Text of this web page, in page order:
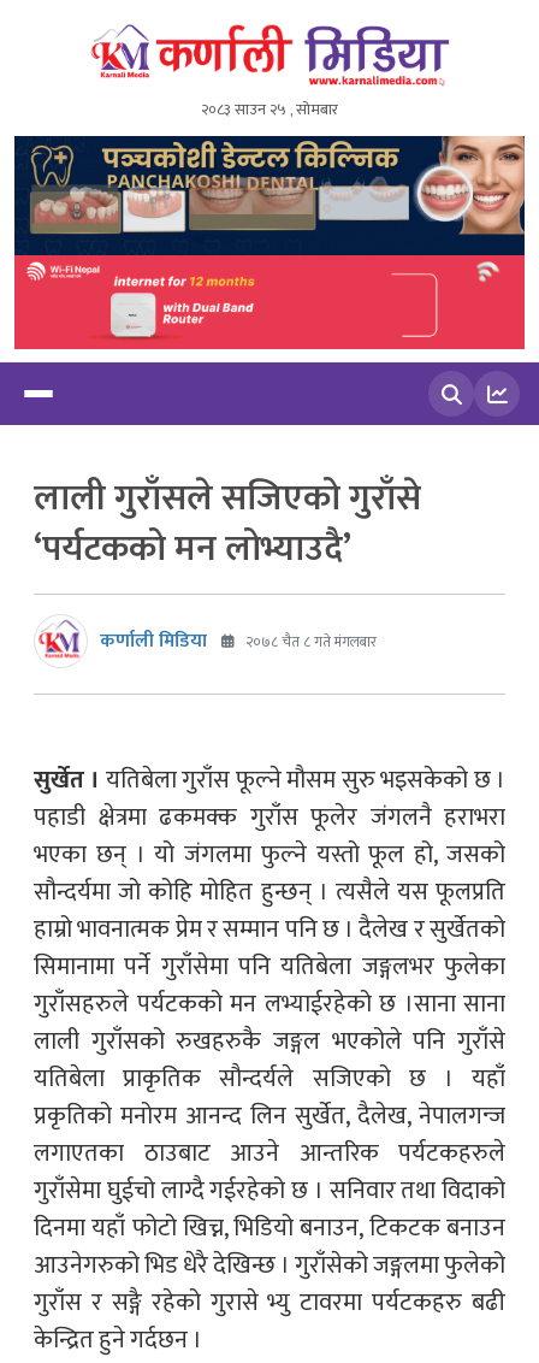
२०८३ साउन २५ , सोमबार
लाली गुराँसले सजिएको गुराँसे
‘पर्यटकको मन लोभ्याउदै’
कर्णाली मिडिया २०७८ चैत ८ गते मंगलबार
सुर्खेत । यतिबेला गुराँस फूल्ने मौसम सुरु भइसकेको छ ।
पहाडी क्षेत्रमा ढकमक्क गुराँस फूलेर जंगलनै हराभरा
भएका छन् । यो जंगलमा फुल्ने यस्तो फूल हो, जसको
सौन्दर्यमा जो कोहि मोहित हुन्छन् । त्यसैले यस फूलप्रति
हाम्रो भावनात्मक प्रेम र सम्मान पनि छ । दैलेख र सुर्खेतको
सिमानामा पर्ने गुराँसेमा पनि यतिबेला जङ्गलभर फुलेका
गुराँसहरुले पर्यटकको मन लभ्याईरहेको छ ।साना साना
लाली गुराँसको रुखहरुकै जङ्गल भएकोले पनि गुराँसे
यतिबेला प्राकृतिक सौन्दर्यले सजिएको छ । यहाँ
प्रकृतिको मनोरम आनन्द लिन सुर्खेत, दैलेख, नेपालगन्ज
लगाएतका ठाउबाट आउने आन्तरिक पर्यटकहरुले
गुराँसेमा घुईचो लाग्दै गईरहेको छ । सनिवार तथा विदाको
दिनमा यहाँ फोटो खिच्न, भिडियो बनाउन, टिकटक बनाउन
आउनेगरुको भिड धेरै देखिन्छ । गुराँसेको जङ्गलमा फुलेको
गुराँस र सङ्गै रहेको गुरासे भ्यु टावरमा पर्यटकहरु बढी
केन्द्रित हुने गर्दछन ।